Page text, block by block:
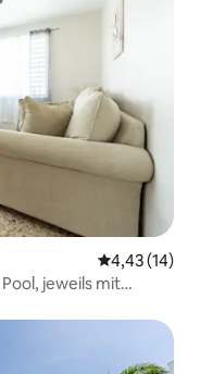
4,43 (14)
jeweils mit